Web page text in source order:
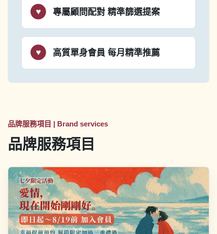
專屬顧問配對 精準篩選提案
高質單身會員 每月精準推薦
品牌服務項目 | Brand services
品牌服務項目